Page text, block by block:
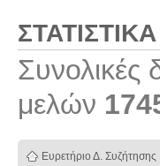
ΣΤΑΤΙΣΤΙΚΆ
Συνολικές
μελών
Ευρετήριο Δ. Συζήτησης